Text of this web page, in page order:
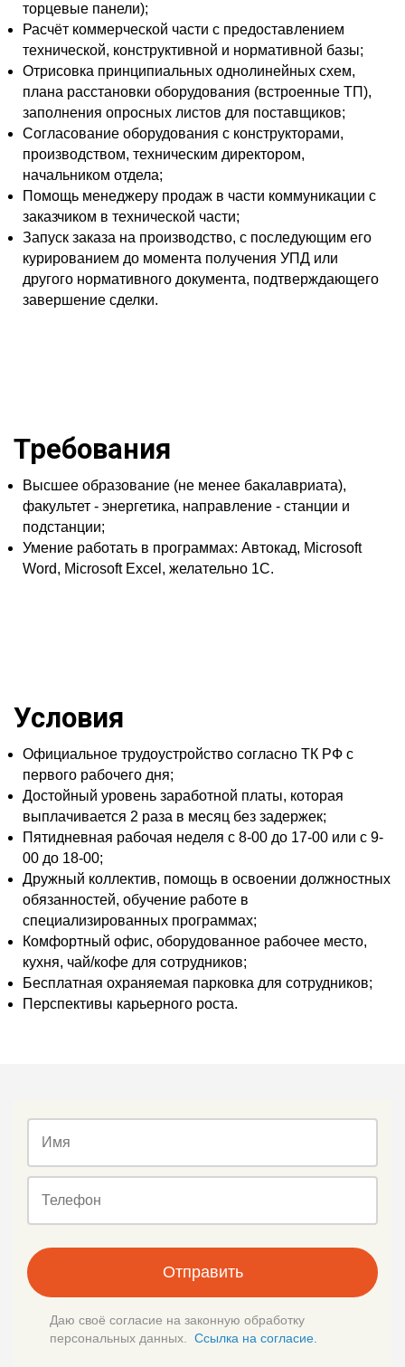
торцевые панели);
Расчёт коммерческой части с предоставлением
технической, конструктивной и нормативной базы;
Отрисовка принципиальных однолинейных схем,
плана расстановки оборудования (встроенные ТП),
заполнения опросных листов для поставщиков;
Согласование оборудования с конструкторами,
производством, техническим директором,
начальником отдела;
Помощь менеджеру продаж в части коммуникации с
заказчиком в технической части;
Запуск заказа на производство, с последующим его
курированием до момента получения УПД или
другого нормативного документа, подтверждающего
завершение сделки.
Требования
Высшее образование (не менее бакалавриата),
факультет - энергетика, направление - станции и
подстанции;
Умение работать в программах: Автокад, Microsoft
Word, Microsoft Excel, желательно 1С.
Условия
Официальное трудоустройство согласно ТК РФ с
первого рабочего дня;
Достойный уровень заработной платы, которая
выплачивается 2 раза в месяц без задержек;
Пятидневная рабочая неделя с 8-00 до 17-00 или с 9-
00 до 18-00;
Дружный коллектив, помощь в освоении должностных
обязанностей, обучение работе в
специализированных программах;
Комфортный офис, оборудованное рабочее место,
кухня, чай/кофе для сотрудников;
Бесплатная охраняемая парковка для сотрудников;
Перспективы карьерного роста.
Имя
Телефон
Отправить
Даю своё согласие на законную обработку
персональных данных.
Ссылка на согласие.